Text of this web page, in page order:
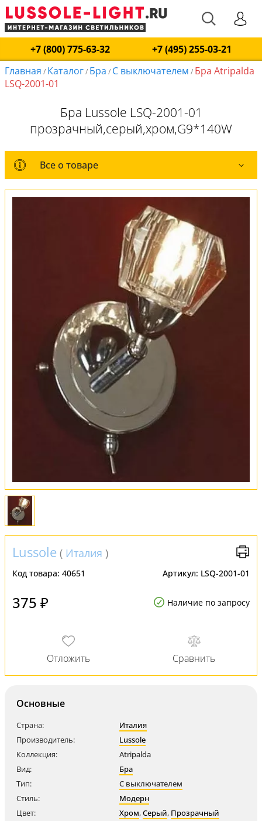
+7 (800) 775-63-32
+7 (495) 255-03-21
Главная / Каталог/ Бра / С выключателем / Бра Atripalda
LSQ-2001-01
Бра Lussole LSQ-2001-01
прозрачный,серый,хром,G9*140W
Все о товаре
Все о товаре
Комплект лампочек
Оплата и доставка
Обмен и возврат
Установка
FAQ
Отзывы
Lussole ( Италия )
Код товара: 40651 Артикул: LSQ-2001-01
375 ₽ Наличие по запросу
Основные
Страна:
Италия
Производитель:
Lussole
Коллекция:
Atripalda
Вид:
Бра
Тип:
С выключателем
Стиль:
Модерн
Цвет:
Хром,Серый, Прозрачный